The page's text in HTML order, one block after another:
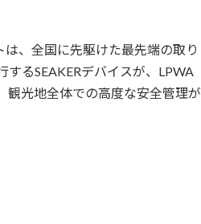
、全国に先駆けた最先端の取り
るSEAKERデバイスが、LPWA
観光地全体での高度な安全管理が